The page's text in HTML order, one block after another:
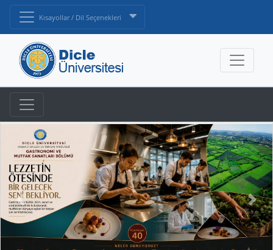
Kısayollar / Dil Seçenekleri